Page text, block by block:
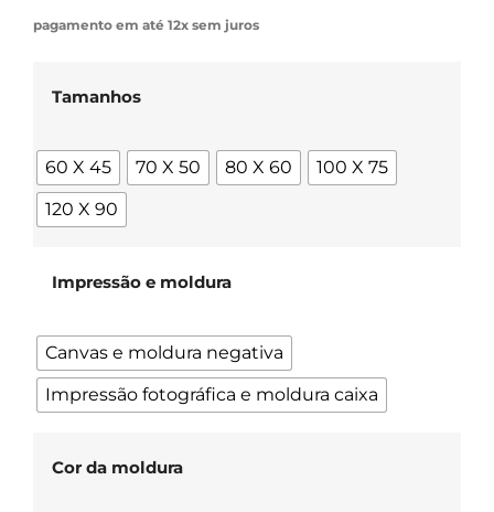
pagamento em até 12x sem juros
Tamanhos
60 X 45 70 X 50 80 X 60
100 X 75
120 X 90
Impressão e moldura
Canvas e moldura negativa
Impressão fotográfica e moldura caixa
Cor da moldura